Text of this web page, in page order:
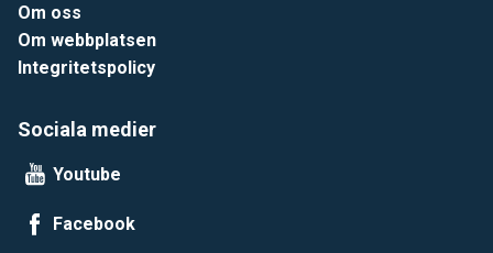
Om oss
Om webbplatsen
Integritetspolicy
Sociala medier
Youtube
Facebook